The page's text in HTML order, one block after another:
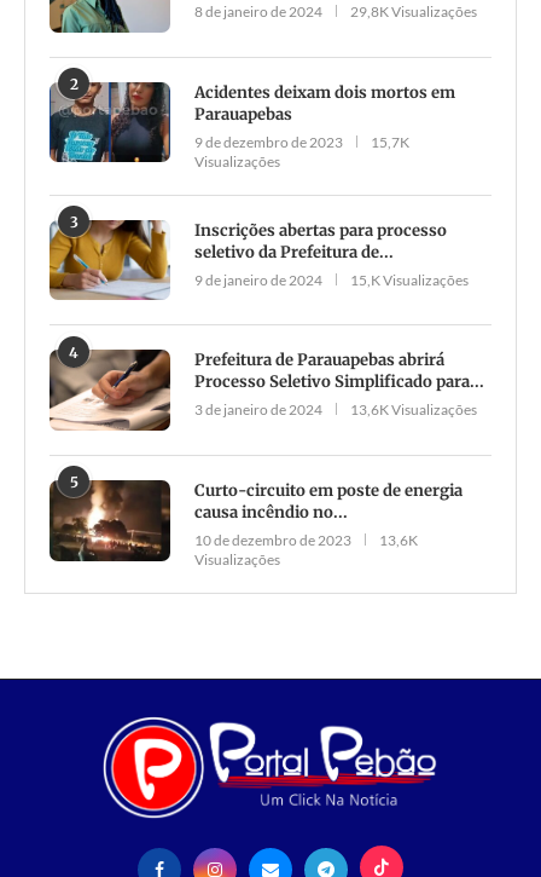
8 de janeiro de 2024 29,8K Visualizações
2
Acidentes deixam dois mortos em
Parauapebas
9 de dezembro de 2023
15,7K
Visualizações
3
Inscrições abertas para processo
seletivo da Prefeitura de...
9 de janeiro de 2024 15,K Visualizações
4
Prefeitura de Parauapebas abrirá
Processo Seletivo Simplificado para...
3 de janeiro de 2024 13,6K Visualizações
5
Curto-circuito em poste de energia
causa incêndio no...
10 de dezembro de 2023
13,6K
Visualizações